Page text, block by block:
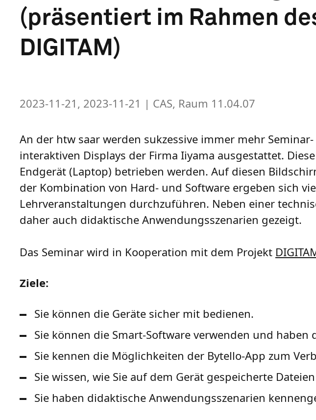
(präsentiert im Rahmen
DIGITAM)
2023-11-21, 2023-11-21 | CAS, Raum 11.04.07
An der htw saar werden sukzessive immer mehr
interaktiven Displays der Firma Iiyama ausgestattet.
Endgerät (Laptop) betrieben werden. Auf diesen
der Kombination von Hard- und Software ergeben sich
Lehrveranstaltungen durchzuführen. Neben einer
daher auch didaktische Anwendungsszenarien gezeigt.
Das Seminar wird in Kooperation mit dem Projekt
Ziele:
Sie können die Geräte sicher mit bedienen.
Sie können die Smart-Software verwenden und haben
Sie kennen die Möglichkeiten der Bytello-App zum
Sie wissen, wie Sie auf dem Gerät gespeicherte
Sie haben didaktische Anwendungsszenarien